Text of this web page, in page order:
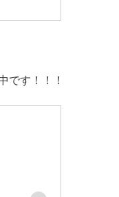
です！！！